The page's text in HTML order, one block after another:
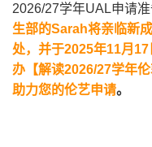
2026/27学年UAL申请准
生部的Sarah将亲临新
处，并于2025年11月 17
办【解读2026/27学年
助力您的伦艺申请。